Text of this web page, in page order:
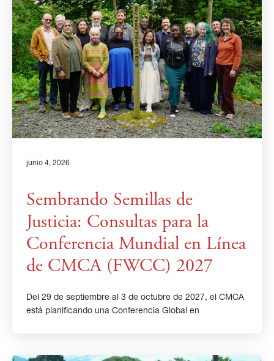
junio 4, 2026
Sembrando Semillas de
Justicia: Consultas para la
Conferencia Mundial en Línea
de CMCA (FWCC) 2027
Del 29 de septiembre al 3 de octubre de 2027, el CMCA
está planificando una Conferencia Global en